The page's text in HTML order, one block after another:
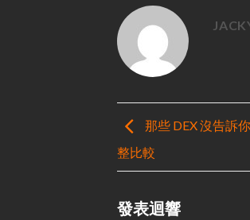
那些 DEX 沒告訴
整比較
發表迴響